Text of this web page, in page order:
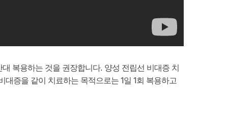
복용하는 것을 권장합니다. 양성 전립선 비대증 치
증을 같이 치료하는 목적으로는 1일 1회 복용하고